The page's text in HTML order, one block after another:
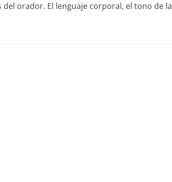
orador. El lenguaje corporal, el tono de la